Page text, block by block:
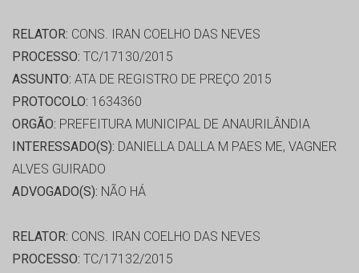
RELATOR: CONS. IRAN COELHO DAS NEVES
PROCESSO: TC/17130/2015
ASSUNTO: ATA DE REGISTRO DE PREÇO 2015
PROTOCOLO: 1634360
ORGÃO: PREFEITURA MUNICIPAL DE ANAURILÂNDIA
INTERESSADO(S): DANIELLA DALLA M PAES ME, VAGNER
ALVES GUIRADO
ADVOGADO(S): NÃO HÁ
RELATOR: CONS. IRAN COELHO DAS NEVES
PROCESSO: TC/17132/2015